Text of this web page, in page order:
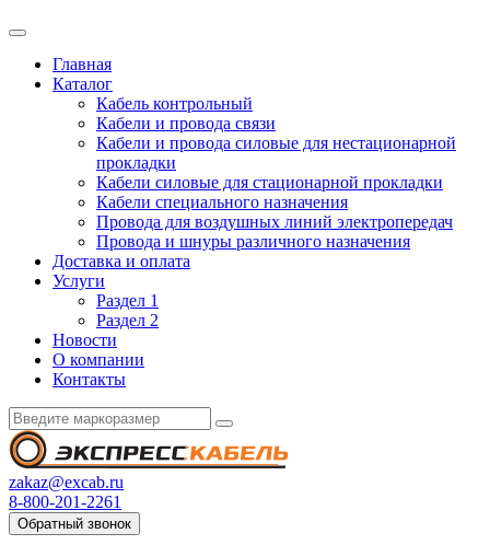
Главная
Каталог
Кабель контрольный
Кабели и провода связи
Кабели и провода силовые для нестационарной
прокладки
Кабели силовые для стационарной прокладки
Кабели специального назначения
Провода для воздушных линий электропередач
Провода и шнуры различного назначения
Доставка и оплата
Услуги
Раздел 1
Раздел 2
Новости
О компании
Контакты
zakaz@excab.ru
8-800-201-2261
Обратный звонок